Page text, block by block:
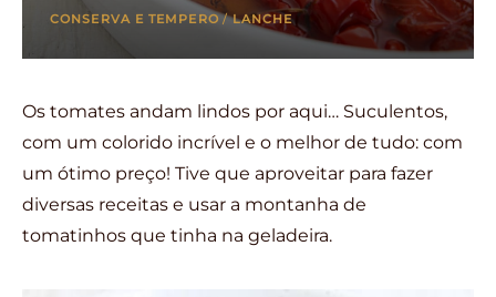
CONSERVA E TEMPERO/LANCHE
Os tomates andam lindos por aqui… Suculentos,
com um colorido incrível e o melhor de tudo: com
um ótimo preço! Tive que aproveitar para fazer
diversas receitas e usar a montanha de
tomatinhos que tinha na geladeira.